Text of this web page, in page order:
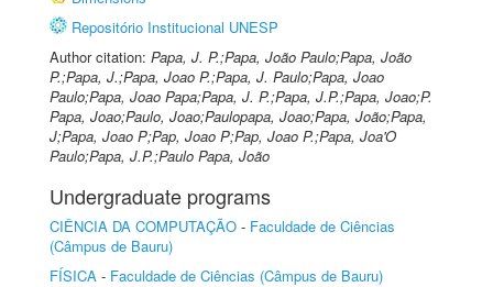
Repositório Institucional UNESP
Author citation: Papa, J. P.;Papa, João Paulo;Papa, João
P.;Papa, J.;Papa, Joao P.;Papa, J. Paulo;Papa, Joao
Paulo;Papa, Joao Papa;Papa, J. P.;Papa, J.P.;Papa, Joao;P.
Papa, Joao;Paulo, Joao;Paulopapa, Joao;Papa, João;Papa,
J;Papa, Joao P;Pap, Joao P;Pap, Joao P.;Papa, Joa'O
Paulo;Papa, J.P.;Paulo Papa, João
Undergraduate programs
CIÊNCIA DA COMPUTAÇÃO - Faculdade de Ciências
(Câmpus de Bauru)
FÍSICA - Faculdade de Ciências (Câmpus de Bauru)